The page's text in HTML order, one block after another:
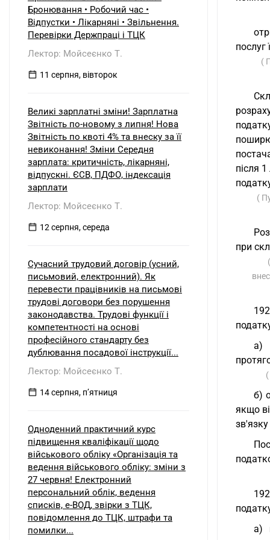
(
після
(
при
а)
б)
якщо
а)
Бронювання • Робочий час •
Відпустки • Лікарняні • Звільнення.
Перевірки Держпраці і ТЦК
Лектор: Мойсеєнко Т.
11 серпня, вівторок
Великі зарплатні зміни! Зарплатна
Звітність по-новому з липня! Нова
Звітність по квоті 4% та внеску за її
невиконання! Зміни Середня
зарплата: критичність, лікарняні,
відпускні. ЄСВ, ПДФО, індексація
зарплати
Лектор: Мойсеєнко Т.
12 серпня, середа
Сучасний трудовий договір (усний,
письмовий, електронний). Як
перевести працівників на письмові
трудові договори без порушення
законодавства. Трудові функції і
компетентності на основі
професійного стандарту без
дублювання посадової інструкції...
Лектор: Мойсеєнко Т.
14 серпня, пʼятниця
Одноденний практичний курс
підвищення кваліфікації щодо
військового обліку «Організація та
ведення військового обліку: зміни з
27 червня! Електронний
персональний облік, ведення
списків, е-ВОД, звірки з ТЦК,
повідомлення до ТЦК, штрафи та
помилки...